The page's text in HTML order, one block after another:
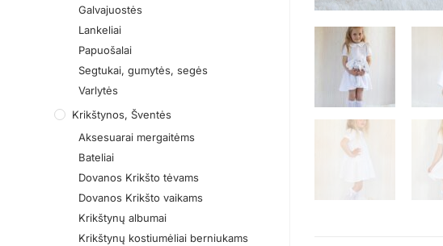
Galvajuostės
Lankeliai
Papuošalai
Segtukai, gumytės, segės
Varlytės
Krikštynos, Šventės
Aksesuarai mergaitėms
Bateliai
Dovanos Krikšto tėvams
Dovanos Krikšto vaikams
Krikštynų albumai
Krikštynų kostiumėliai berniukams